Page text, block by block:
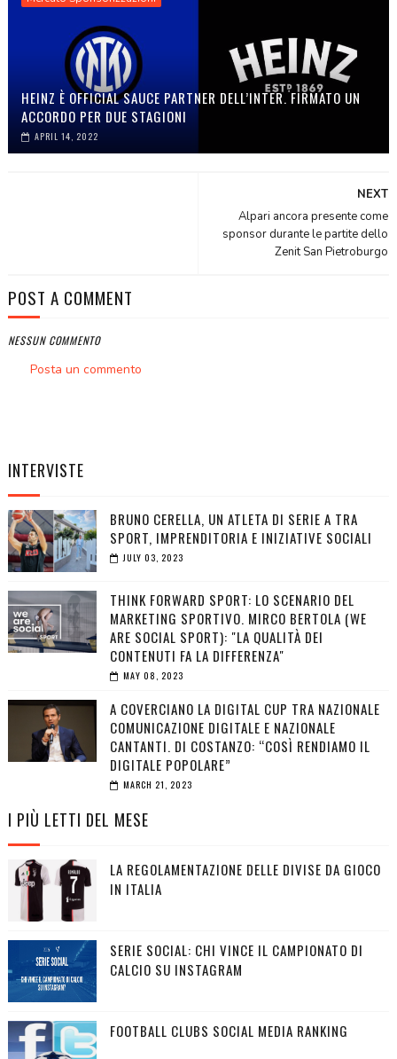
HEINZ È OFFICIAL SAUCE PARTNER DELL’INTER. FIRMATO UN
ACCORDO PER DUE STAGIONI
APRIL 14, 2022
NEXT
Alpari ancora presente come
sponsor durante le partite dello
Zenit San Pietroburgo
POST A COMMENT
NESSUN COMMENTO
Posta un commento
INTERVISTE
BRUNO CERELLA, UN ATLETA DI SERIE A TRA
SPORT, IMPRENDITORIA E INIZIATIVE SOCIALI
JULY 03, 2023
THINK FORWARD SPORT: LO SCENARIO DEL
MARKETING SPORTIVO. MIRCO BERTOLA (WE
ARE SOCIAL SPORT): "LA QUALITÀ DEI
CONTENUTI FA LA DIFFERENZA"
MAY 08, 2023
A COVERCIANO LA DIGITAL CUP TRA NAZIONALE
COMUNICAZIONE DIGITALE E NAZIONALE
CANTANTI. DI COSTANZO: “COSÌ RENDIAMO IL
DIGITALE POPOLARE”
MARCH 21, 2023
I PIÙ LETTI DEL MESE
LA REGOLAMENTAZIONE DELLE DIVISE DA GIOCO
IN ITALIA
SERIE SOCIAL: CHI VINCE IL CAMPIONATO DI
CALCIO SU INSTAGRAM
FOOTBALL CLUBS SOCIAL MEDIA RANKING